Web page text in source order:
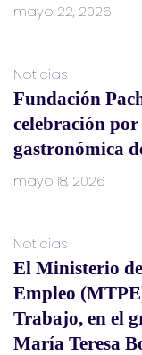
mayo 22, 2026
Noticias
Fundación
celebración por
gastronómica
mayo 18, 2026
Noticias
El Ministerio
Empleo
Trabajo, en el
María Teresa